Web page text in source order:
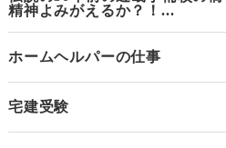
精神よみがえるか？！...
ホームヘルパーの仕事
宅建受験